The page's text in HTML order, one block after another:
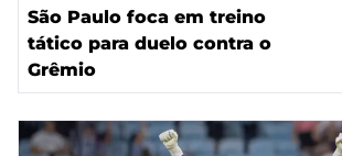
São Paulo foca em treino
tático para duelo contra o
Grêmio